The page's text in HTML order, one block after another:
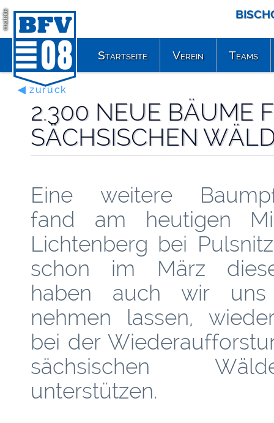
mobile
◀ zurück
2.300 NEUE BÄUME
SÄCHSISCHEN
Eine weitere
fand am heutigen
Lichtenberg bei
schon im März
haben auch wir
nehmen lassen,
bei der
sächsischen
unterstützen.
Startseite Verein Teams